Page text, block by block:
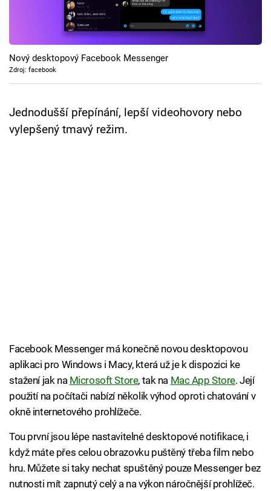
Cool Esport
Pořady
TV Program
Přihlášení
Nový desktopový Facebook Messenger
Zdroj: facebook
Jednodušší přepínání, lepší videohovory nebo
vylepšený tmavý režim.
Facebook Messenger má konečně novou desktopovou
aplikaci pro Windows i Macy, která už je k dispozici ke
stažení jak na Microsoft Store, tak na Mac App Store. Její
použití na počítači nabízí několik výhod oproti chatování v
okně internetového prohlížeče.
Tou první jsou lépe nastavitelné desktopové notifikace, i
když máte přes celou obrazovku puštěný třeba film nebo
hru. Můžete si taky nechat spuštěný pouze Messenger bez
nutnosti mít zapnutý celý a na výkon náročnější prohlížeč.